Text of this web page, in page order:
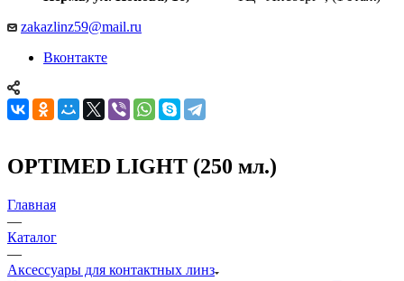
zakazlinz59@mail.ru
Вконтакте
OPTIMED LIGHT (250 мл.)
Главная
—
Каталог
—
Аксессуары для контактных линз